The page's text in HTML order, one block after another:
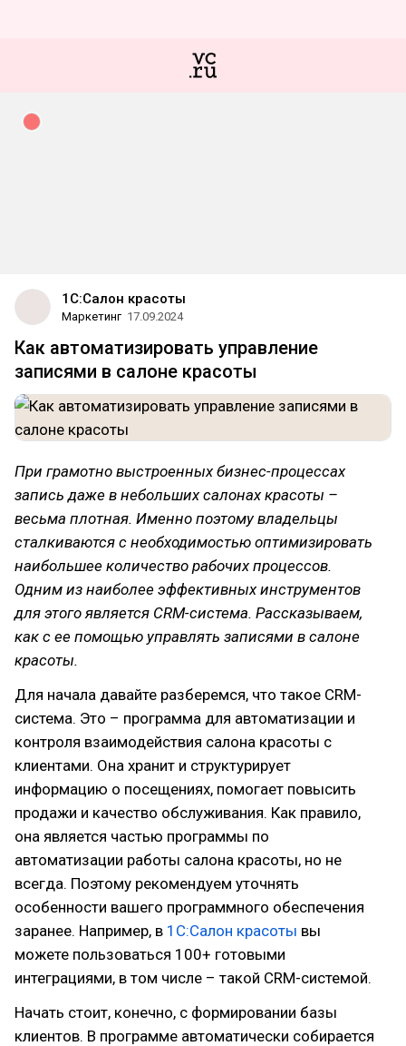
1С:Салон красоты
Маркетинг 17.09.2024
Как автоматизировать управление
записями в салоне красоты
При грамотно выстроенных бизнес-процессах
запись даже в небольших салонах красоты –
весьма плотная. Именно поэтому владельцы
сталкиваются с необходимостью оптимизировать
наибольшее количество рабочих процессов.
Одним из наиболее эффективных инструментов
для этого является CRM-система. Рассказываем,
как с ее помощью управлять записями в салоне
красоты.
Для начала давайте разберемся, что такое CRM-
система. Это – программа для автоматизации и
контроля взаимодействия салона красоты с
клиентами. Она хранит и структурирует
информацию о посещениях, помогает повысить
продажи и качество обслуживания. Как правило,
она является частью программы по
автоматизации работы салона красоты, но не
всегда. Поэтому рекомендуем уточнять
особенности вашего программного обеспечения
заранее. Например, в 1С:Салон красоты вы
можете пользоваться 100+ готовыми
интеграциями, в том числе – такой CRM-системой.
Начать стоит, конечно, с формировании базы
клиентов. В программе автоматически собирается